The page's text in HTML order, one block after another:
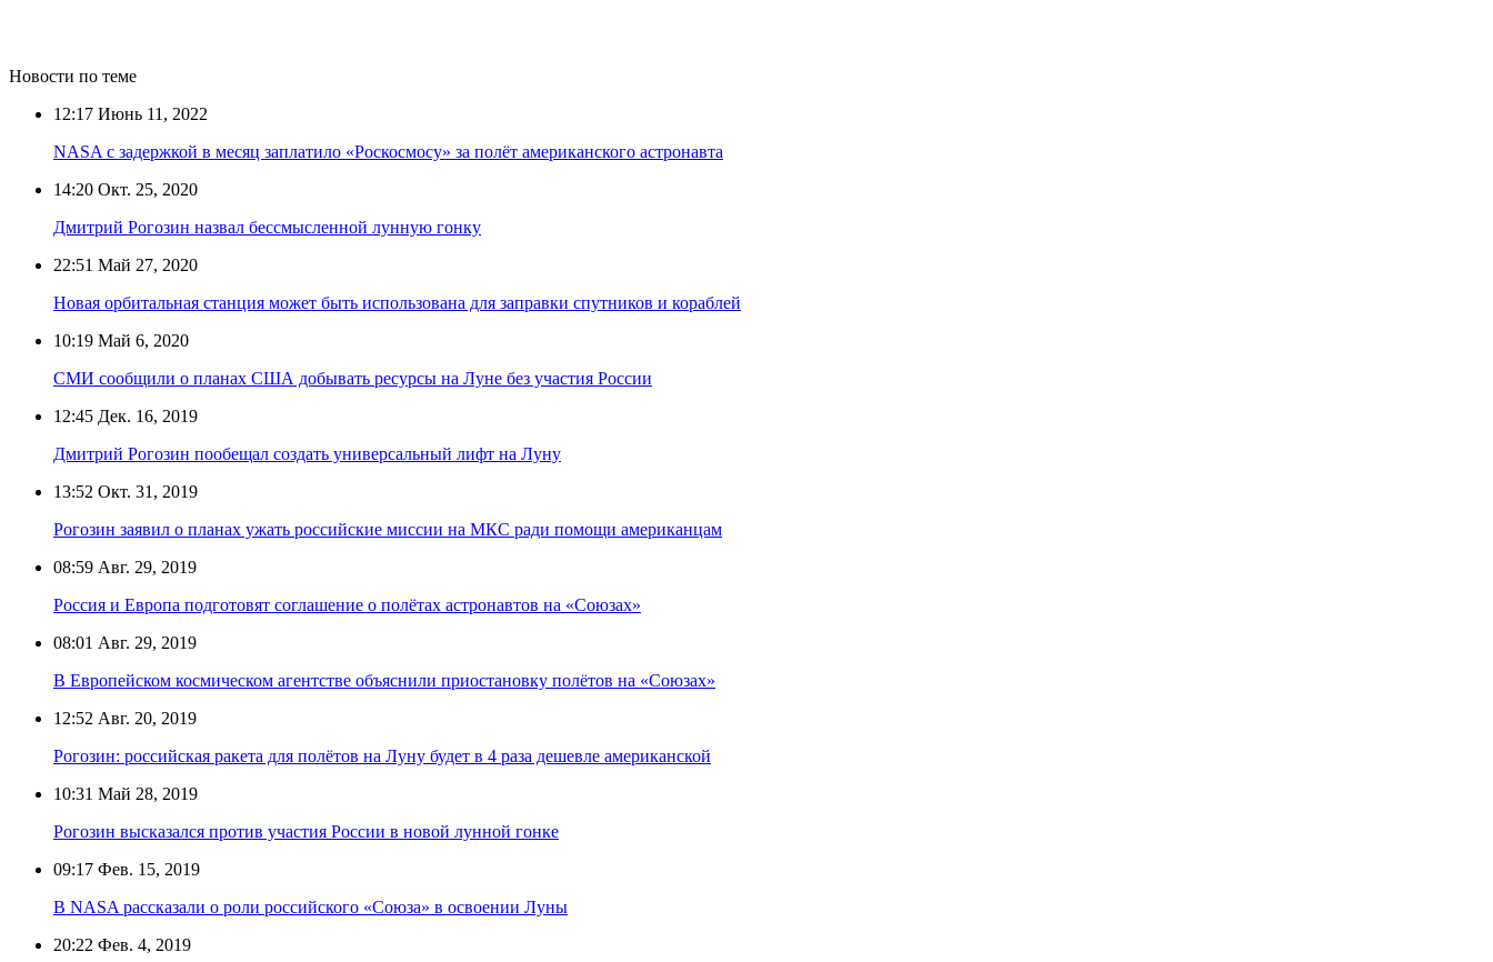
Новости по теме
12:17 Июнь 11, 2022
NASA с задержкой в месяц заплатило «Роскосмосу» за полёт американского астронавта
14:20 Окт. 25, 2020
Дмитрий Рогозин назвал бессмысленной лунную гонку
22:51 Май 27, 2020
Новая орбитальная станция может быть использована для заправки спутников и кораблей
10:19 Май 6, 2020
СМИ сообщили о планах США добывать ресурсы на Луне без участия России
12:45 Дек. 16, 2019
Дмитрий Рогозин пообещал создать универсальный лифт на Луну
13:52 Окт. 31, 2019
Рогозин заявил о планах ужать российские миссии на МКС ради помощи американцам
08:59 Авг. 29, 2019
Россия и Европа подготовят соглашение о полётах астронавтов на «Союзах»
08:01 Авг. 29, 2019
В Европейском космическом агентстве объяснили приостановку полётов на «Союзах»
12:52 Авг. 20, 2019
Рогозин: российская ракета для полётов на Луну будет в 4 раза дешевле американской
10:31 Май 28, 2019
Рогозин высказался против участия России в новой лунной гонке
09:17 Фев. 15, 2019
В NASA рассказали о роли российского «Союза» в освоении Луны
20:22 Фев. 4, 2019